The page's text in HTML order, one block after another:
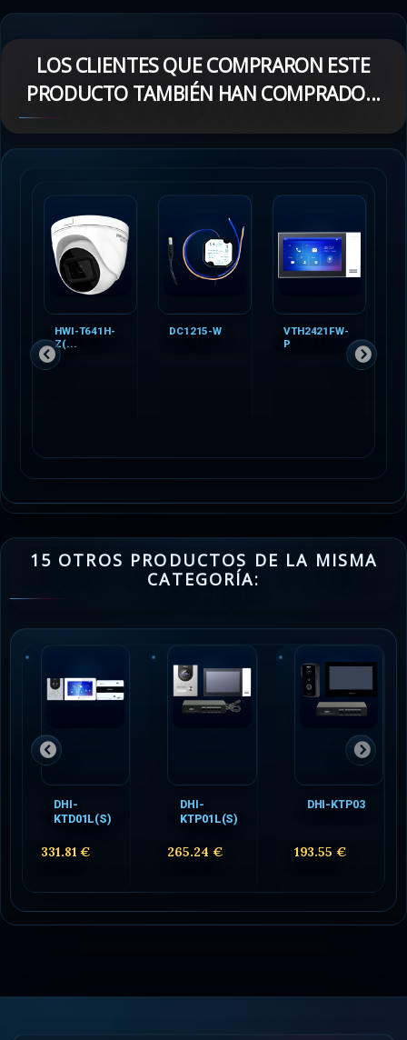
LOS CLIENTES QUE COMPRARON ESTE
PRODUCTO TAMBIÉN HAN COMPRADO...
HWI-T641H-
Z(...
DC1215-W
VTH2421FW-
P
15 OTROS PRODUCTOS DE LA MISMA
CATEGORÍA:
DHI-
KTD01L(S)
331.81 €
DHI-
KTP01L(S)
265.24 €
DHI-KTP03
193.55 €